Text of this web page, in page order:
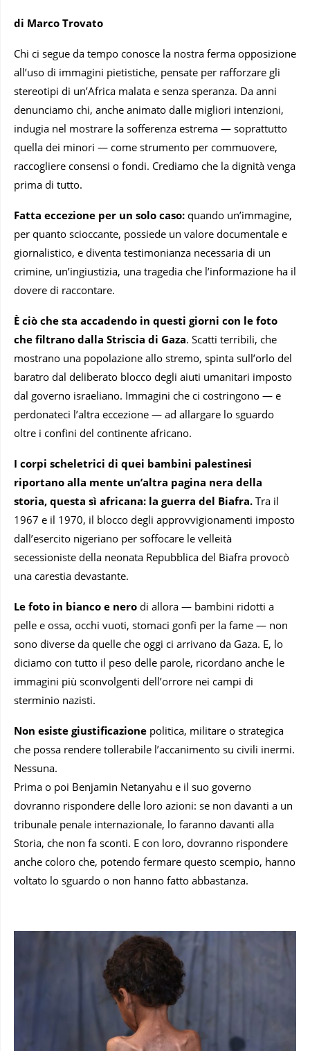
di Marco Trovato
Chi ci segue da tempo conosce la nostra ferma opposizione
all’uso di immagini pietistiche, pensate per rafforzare gli
stereotipi di un’Africa malata e senza speranza. Da anni
denunciamo chi, anche animato dalle migliori intenzioni,
indugia nel mostrare la sofferenza estrema — soprattutto
quella dei minori — come strumento per commuovere,
raccogliere consensi o fondi. Crediamo che la dignità venga
prima di tutto.
Fatta eccezione per un solo caso: quando un’immagine,
per quanto scioccante, possiede un valore documentale e
giornalistico, e diventa testimonianza necessaria di un
crimine, un’ingiustizia, una tragedia che l’informazione ha il
dovere di raccontare.
È ciò che sta accadendo in questi giorni con le foto
che filtrano dalla Striscia di Gaza. Scatti terribili, che
mostrano una popolazione allo stremo, spinta sull’orlo del
baratro dal deliberato blocco degli aiuti umanitari imposto
dal governo israeliano. Immagini che ci costringono — e
perdonateci l’altra eccezione — ad allargare lo sguardo
oltre i confini del continente africano.
I corpi scheletrici di quei bambini palestinesi
riportano alla mente un’altra pagina nera della
storia, questa sì africana: la guerra del Biafra. Tra il
1967 e il 1970, il blocco degli approvvigionamenti imposto
dall’esercito nigeriano per soffocare le velleità
secessioniste della neonata Repubblica del Biafra provocò
una carestia devastante.
Le foto in bianco e nero di allora — bambini ridotti a
pelle e ossa, occhi vuoti, stomaci gonfi per la fame — non
sono diverse da quelle che oggi ci arrivano da Gaza. E, lo
diciamo con tutto il peso delle parole, ricordano anche le
immagini più sconvolgenti dell’orrore nei campi di
sterminio nazisti.
Non esiste giustificazione politica, militare o strategica
che possa rendere tollerabile l’accanimento su civili inermi.
Nessuna.
Prima o poi Benjamin Netanyahu e il suo governo
dovranno rispondere delle loro azioni: se non davanti a un
tribunale penale internazionale, lo faranno davanti alla
Storia, che non fa sconti. E con loro, dovranno rispondere
anche coloro che, potendo fermare questo scempio, hanno
voltato lo sguardo o non hanno fatto abbastanza.